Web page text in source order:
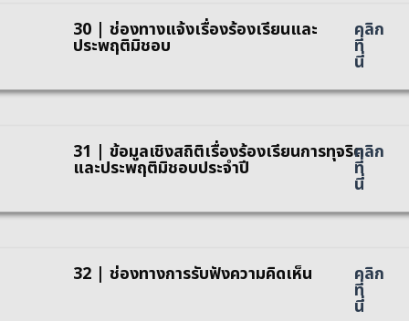
30 | ช่องทางแจ้งเรื่องร้องเรียนและ
ประพฤติมิชอบ
คลิก
ที่
นี่
31 | ข้อมูลเชิงสถิติเรื่องร้องเรียนการทุจริต
และประพฤติมิชอบประจำปี
คลิก
ที่
นี่
32 | ช่องทางการรับฟังความคิดเห็น คลิก
ที่
นี่